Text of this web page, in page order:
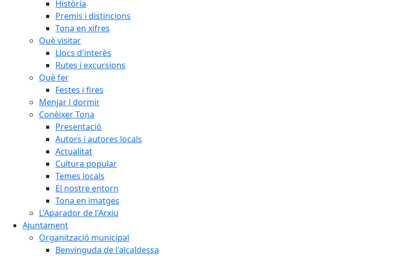
Història
Premis i distincions
Tona en xifres
Què visitar
Llocs d'interès
Rutes i excursions
Què fer
Festes i fires
Menjar i dormir
Conèixer Tona
Presentació
Autors i autores locals
Actualitat
Cultura popular
Temes locals
El nostre entorn
Tona en imatges
L'Aparador de l'Arxiu
Ajuntament
Organització municipal
Benvinguda de l'alcaldessa